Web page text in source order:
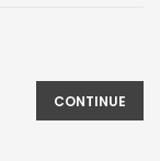
CONTINUE